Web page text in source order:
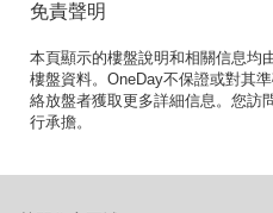
免責聲明
本頁顯示的樓盤說明和相關信息均
樓盤資料。OneDay不保證或對其
絡放盤者獲取更多詳細信息。您訪
行承擔。